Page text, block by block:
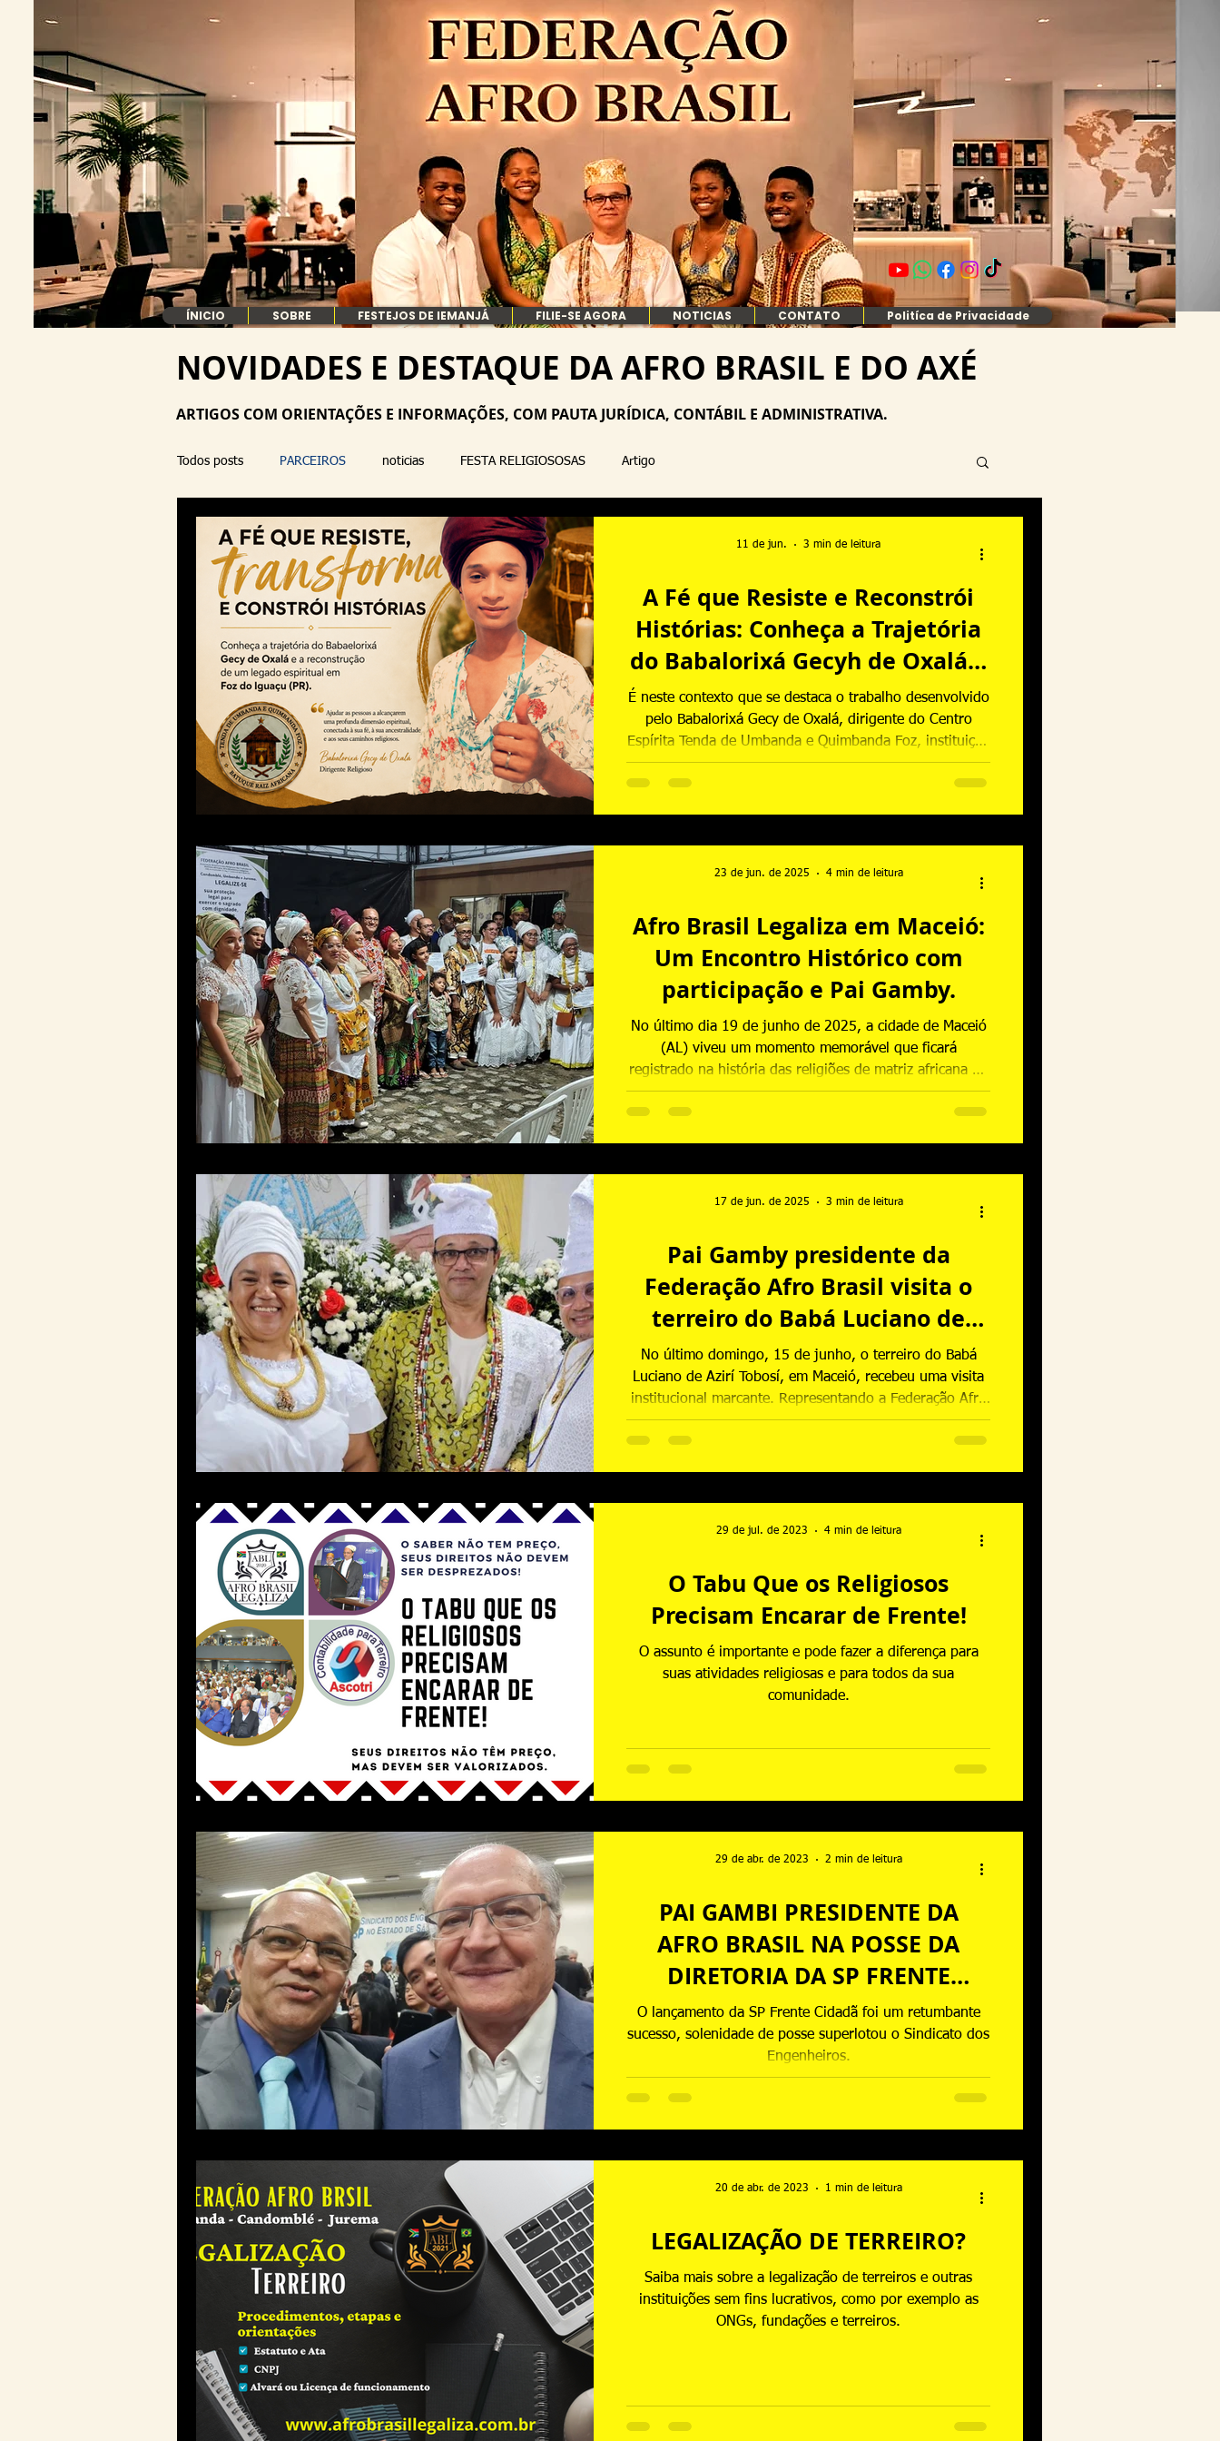
ÍNICIO SOBRE FESTEJOS DE IEMANJÁ FILIE-SE AGORA NOTICIAS CONTATO Politíca de Privacidade
NOVIDADES E DESTAQUE DA AFRO BRASIL E DO AXÉ
ARTIGOS COM ORIENTAÇÕES E INFORMAÇÕES, COM PAUTA JURÍDICA, CONTÁBIL E ADMINISTRATIVA.
Todos posts PARCEIROS noticias FESTA RELIGIOSOSAS Artigo
A Fé que Resiste e Reconstrói
Histórias: Conheça a Trajetória
do Babalorixá Gecyh de Oxalá e
da Tenda de Umbanda e
Quimbanda Foz
É neste contexto que se destaca o trabalho desenvolvido
pelo Babalorixá Gecy de Oxalá, dirigente do Centro
Espírita Tenda de Umbanda e Quimbanda Foz, instituição
religiosa fundada em 14 de abril de 2014 e que, ao
longo dos anos, tem construído uma trajetória marcada
11 de jun. 3 min de leitura
Afro Brasil Legaliza em Maceió:
Um Encontro Histórico com
participação e Pai Gamby.
No último dia 19 de junho de 2025, a cidade de Maceió
(AL) viveu um momento memorável que ficará
registrado na história das religiões de matriz africana no
Brasil. A presença da Federação Afro Brasil Legaliza em
solo alagoano foi mais do que institucional — foi um
23 de jun. de 2025 4 min de leitura
Pai Gamby presidente da
Federação Afro Brasil visita o
terreiro do Babá Luciano de
Azirí Tobosí em Maceio-AL.
No último domingo, 15 de junho, o terreiro do Babá
Luciano de Azirí Tobosí, em Maceió, recebeu uma visita
institucional marcante. Representando a Federação Afro
Brasil Legaliza, estiveram presentes o presidente Pai
Gamby Ty Sango, a assessora da presidência Ekedy
17 de jun. de 2025 3 min de leitura
O Tabu Que os Religiosos
Precisam Encarar de Frente!
O assunto é importante e pode fazer a diferença para
suas atividades religiosas e para todos da sua
comunidade.
29 de jul. de 2023 4 min de leitura
PAI GAMBI PRESIDENTE DA
AFRO BRASIL NA POSSE DA
DIRETORIA DA SP FRENTE
CIDADÃ
O lançamento da SP Frente Cidadã foi um retumbante
sucesso, solenidade de posse superlotou o Sindicato dos
Engenheiros.
29 de abr. de 2023 2 min de leitura
LEGALIZAÇÃO DE TERREIRO?
Saiba mais sobre a legalização de terreiros e outras
instituições sem fins lucrativos, como por exemplo as
ONGs, fundações e terreiros.
20 de abr. de 2023 1 min de leitura